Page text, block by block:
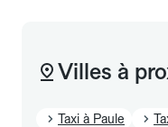
Villes à
Taxi à Paule